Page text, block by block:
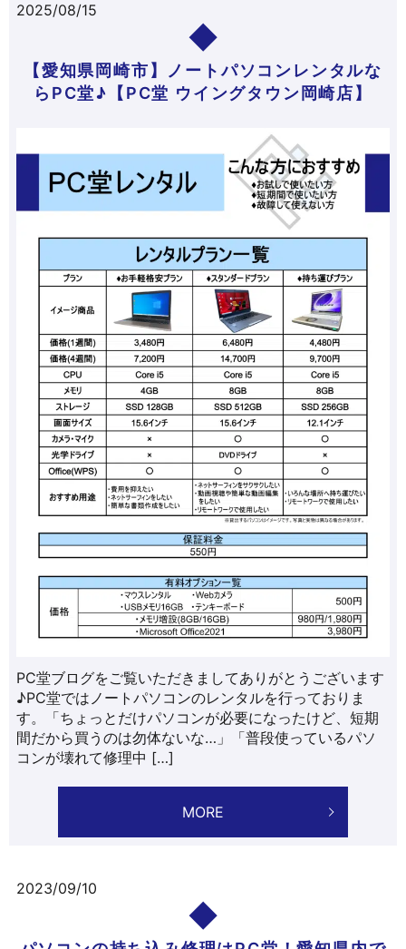
2025/08/15
【愛知県岡崎市】ノートパソコンレンタルな
らPC堂♪【PC堂 ウイングタウン岡崎店】
PC堂ブログをご覧いただきましてありがとうございます
♪PC堂ではノートパソコンのレンタルを行っておりま
す。「ちょっとだけパソコンが必要になったけど、短期
間だから買うのは勿体ないな…」「普段使っているパソ
コンが壊れて修理中 […]
MORE
2023/09/10